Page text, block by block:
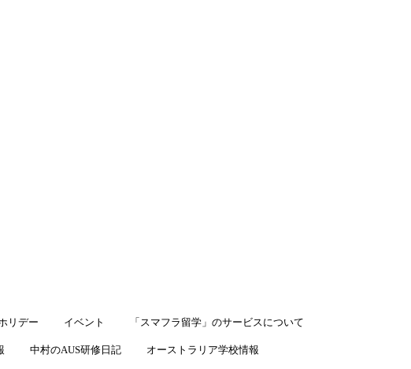
リデー イベント 「スマフラ留学」のサービスについて
中村のAUS研修日記 オーストラリア学校情報